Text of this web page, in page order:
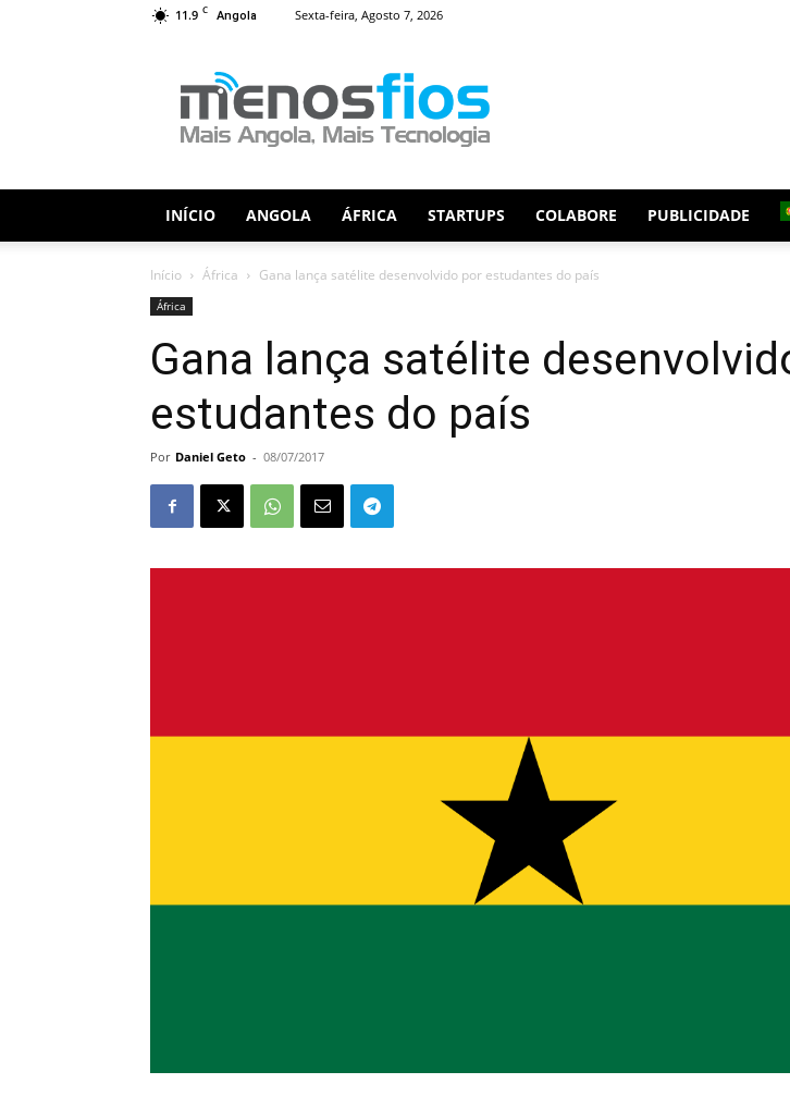
11.9 C Angola Sexta-feira, Agosto 7, 2026
Fios
INÍCIO ANGOLA ÁFRICA STARTUPS COLABORE PUBLICIDADE
Início África Gana lança satélite desenvolvido por estudantes do país
África
Gana lança satélite
estudantes do país
Por Daniel Geto - 08/07/2017